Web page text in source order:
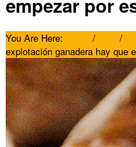
empezar por
You Are Here: / /
explotación ganadera hay que